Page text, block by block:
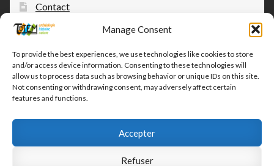
Manage Consent
To provide the best experiences, we use technologies like cookies to store
and/or access device information. Consenting to these technologies will
allow us to process data such as browsing behavior or unique IDs on this site.
Not consenting or withdrawing consent, may adversely affect certain
features and functions.
Accepter
Refuser
Contact
Tautem – édition, diffusion, distribution
CGV-CGU Tautem
Conditions générales